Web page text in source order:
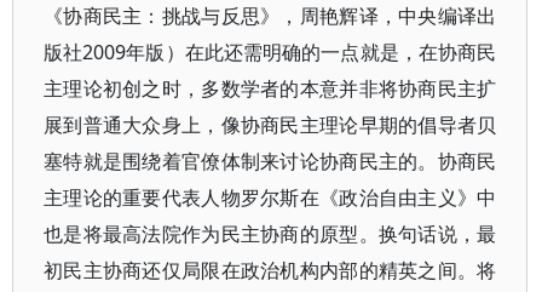
《协商民主：挑战与反思》，周艳辉译，中央编译出
版社2009年版）在此还需明确的一点就是，在协商民
主理论初创之时，多数学者的本意并非将协商民主扩
展到普通大众身上，像协商民主理论早期的倡导者贝
塞特就是围绕着官僚体制来讨论协商民主的。协商民
主理论的重要代表人物罗尔斯在《政治自由主义》中
也是将最高法院作为民主协商的原型。换句话说，最
初民主协商还仅局限在政治机构内部的精英之间。将